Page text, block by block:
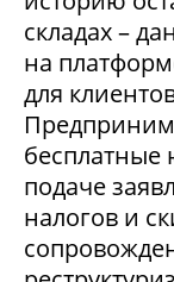
складах –
на
для
подаче
налогов и